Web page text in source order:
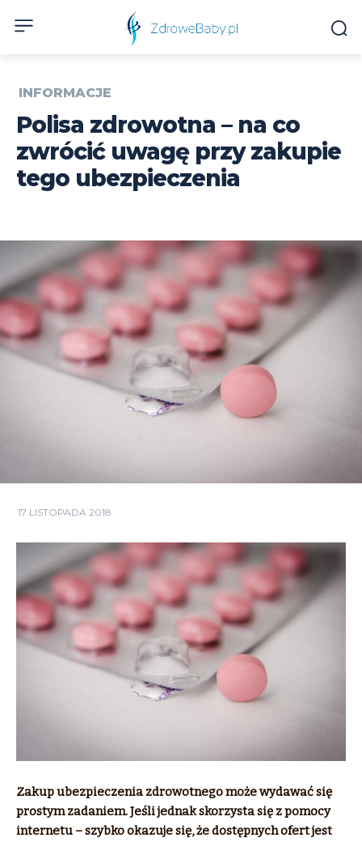
INFORMACJE
Polisa zdrowotna – na co
zwrócić uwagę przy zakupie
tego ubezpieczenia
17 LISTOPADA 2018
Zakup ubezpieczenia zdrowotnego może wydawać się
prostym zadaniem. Jeśli jednak skorzysta się z pomocy
internetu – szybko okazuje się, że dostępnych ofert jest